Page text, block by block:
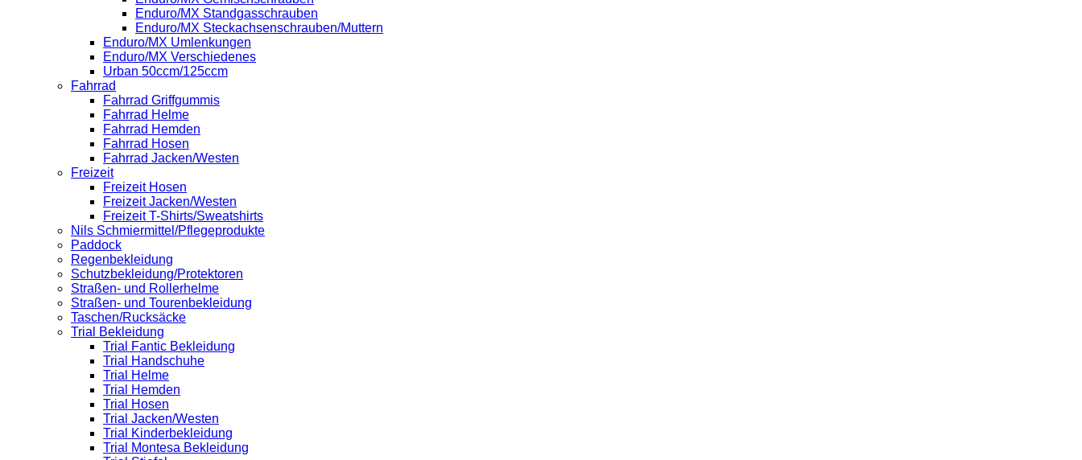
Enduro/MX Standgasschrauben
Enduro/MX Steckachsenschrauben/Muttern
Enduro/MX Umlenkungen
Enduro/MX Verschiedenes
Urban 50ccm/125ccm
Fahrrad
Fahrrad Griffgummis
Fahrrad Helme
Fahrrad Hemden
Fahrrad Hosen
Fahrrad Jacken/Westen
Freizeit
Freizeit Hosen
Freizeit Jacken/Westen
Freizeit T-Shirts/Sweatshirts
Nils Schmiermittel/Pflegeprodukte
Paddock
Regenbekleidung
Schutzbekleidung/Protektoren
Straßen- und Rollerhelme
Straßen- und Tourenbekleidung
Taschen/Rucksäcke
Trial Bekleidung
Trial Fantic Bekleidung
Trial Handschuhe
Trial Helme
Trial Hemden
Trial Hosen
Trial Jacken/Westen
Trial Kinderbekleidung
Trial Montesa Bekleidung